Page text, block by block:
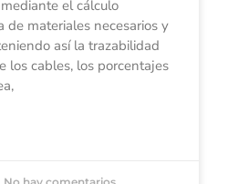
el cálculo
de materiales necesarios y
así la trazabilidad
los cables, los porcentajes